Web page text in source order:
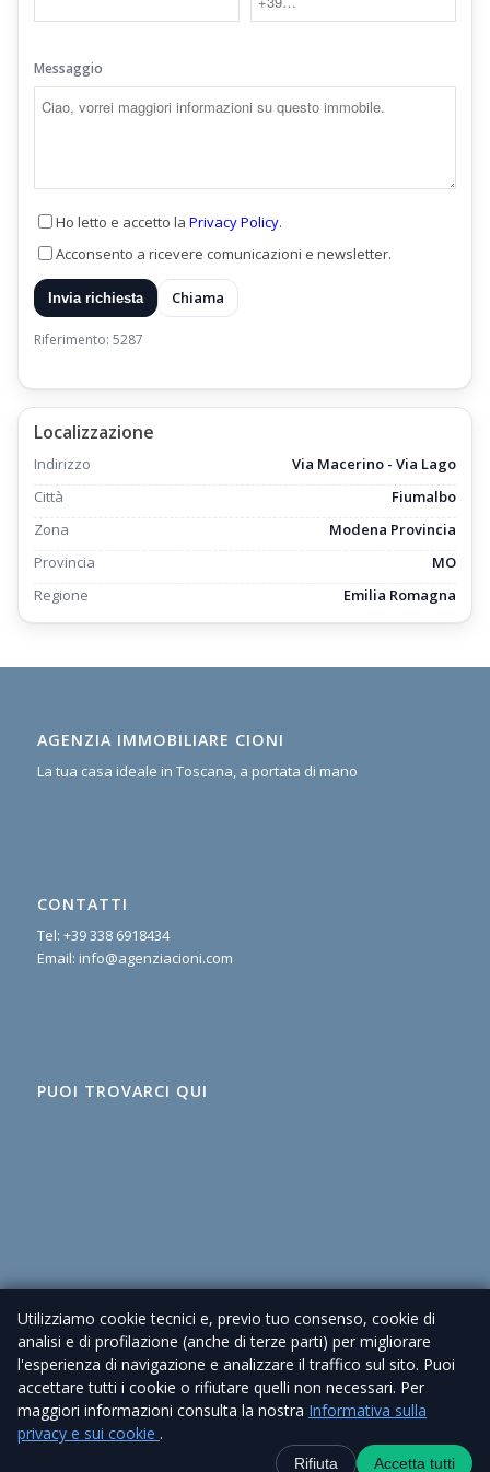
Messaggio
Ho letto e accetto la Privacy Policy.
Acconsento a ricevere comunicazioni e newsletter.
Invia richiesta Chiama
Riferimento: 5287
Localizzazione
Indirizzo
Via Macerino - Via Lago
Città
Fiumalbo
Zona
Modena Provincia
Provincia
MO
Regione
Emilia Romagna
AGENZIA IMMOBILIARE CIONI
La tua casa ideale in Toscana, a portata di mano
CONTATTI
Tel: +39 338 6918434
Email: info@agenziacioni.com
PUOI TROVARCI QUI
© 2026 Agenzia Immobiliare Cioni – P. IVA 02225630462 |
Utilizziamo cookie tecnici e, previo tuo consenso, cookie di
analisi e di profilazione (anche di terze parti) per migliorare
l'esperienza di navigazione e analizzare il traffico sul sito. Puoi
accettare tutti i cookie o rifiutare quelli non necessari. Per
maggiori informazioni consulta la nostra Informativa sulla
privacy e sui cookie .
Rifiuta Accetta tutti
WhatsApp Canale